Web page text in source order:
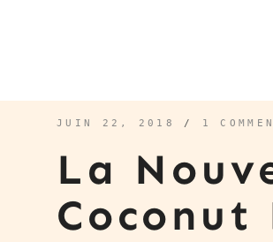
JUIN 22, 2018 / 1
La
Coconut